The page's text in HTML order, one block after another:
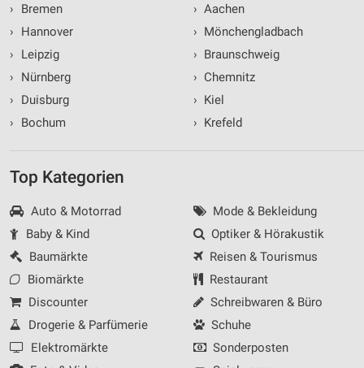
›
Bremen
›
Hannover
›
Leipzig
›
Nürnberg
›
Duisburg
›
Bochum
› Aachen
› Mönchengladbach
› Braunschweig
› Chemnitz
› Kiel
› Krefeld
Top Kategorien
Auto & Motorrad
Baby & Kind
Baumärkte
Biomärkte
Discounter
Drogerie & Parfümerie
Elektromärkte
Mode & Bekleidung
Optiker & Hörakustik
Reisen & Tourismus
Restaurant
Schreibwaren & Büro
Schuhe
Sonderposten